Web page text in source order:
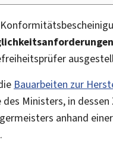
Bauarbeiten zur
des Ministers, in
anhand
.